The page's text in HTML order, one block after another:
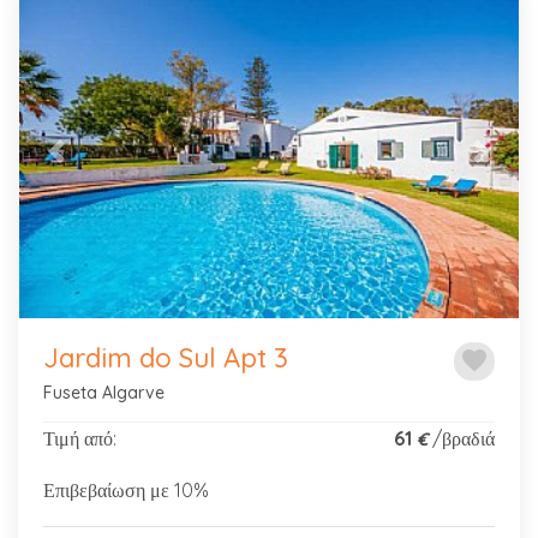
Previous Next
favorite
Jardim do Sul Apt 3
Fuseta Algarve
Τιμή από: 61 €/βραδιά
Επιβεβαίωση με 10%